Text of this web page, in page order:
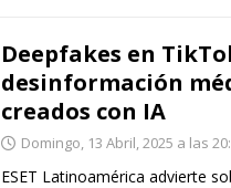
Deepfakes en
desinformación
creados con IA
Domingo, 13 Abril, 2025 a las
ESET Latinoamérica advierte